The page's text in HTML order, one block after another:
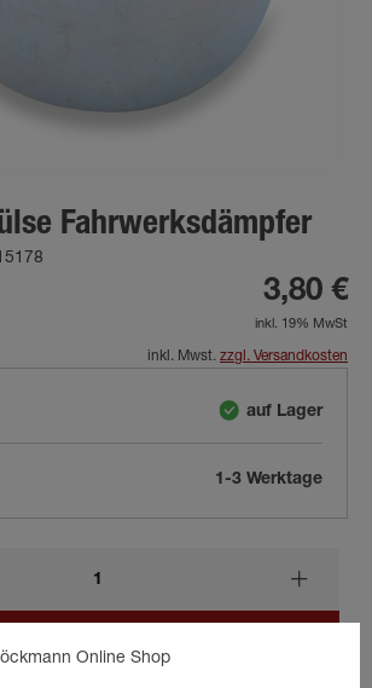
Fahrwerksdämpfer
3,80 €
inkl. 19% MwSt
inkl. Mwst. zzgl. Versandkosten
auf Lager
1-3 Werktage
Online Shop